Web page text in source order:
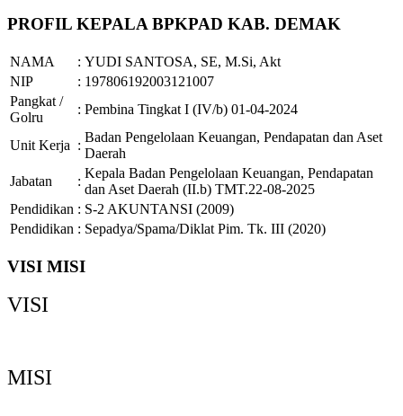
PROFIL KEPALA BPKPAD KAB. DEMAK
NAMA : YUDI SANTOSA, SE, M.Si, Akt
NIP
: 197806192003121007
Pangkat /
Golru
: Pembina Tingkat I (IV/b) 01-04-2024
Unit Kerja :
Badan Pengelolaan Keuangan, Pendapatan dan Aset
Daerah
Jabatan
:
Kepala Badan Pengelolaan Keuangan, Pendapatan
dan Aset Daerah (II.b) TMT.22-08-2025
Pendidikan : S-2 AKUNTANSI (2009)
Pendidikan : Sepadya/Spama/Diklat Pim. Tk. III (2020)
VISI MISI
VISI
MISI